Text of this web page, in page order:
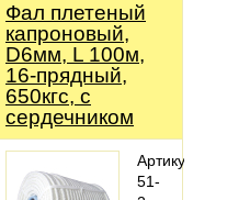
Фал плетеный
капроновый,
D6мм, L 100м,
16-прядный,
650кгс, с
сердечником
Артикул:
51-